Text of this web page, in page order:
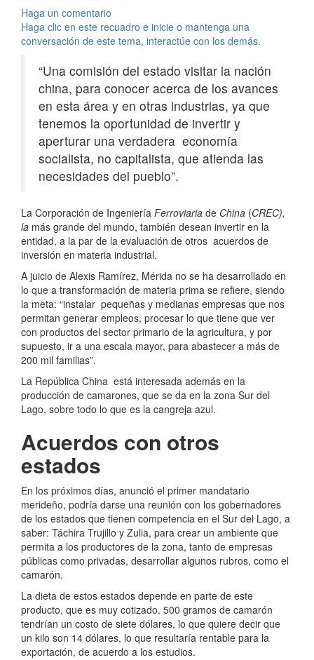
Haga un comentario
Haga clic en este recuadro e inicie o mantenga una
conversación de este tema, interactúe con los demás.
“Una comisión del estado visitar la nación
china, para conocer acerca de los avances
en esta área y en otras industrias, ya que
tenemos la oportunidad de invertir y
aperturar una verdadera economía
socialista, no capitalista, que atienda las
necesidades del pueblo”.
La Corporación de Ingeniería Ferroviaria de China (CREC),
la más grande del mundo, también desean invertir en la
entidad, a la par de la evaluación de otros acuerdos de
inversión en materia industrial.
A juicio de Alexis Ramírez, Mérida no se ha desarrollado en
lo que a transformación de materia prima se refiere, siendo
la meta: “instalar pequeñas y medianas empresas que nos
permitan generar empleos, procesar lo que tiene que ver
con productos del sector primario de la agricultura, y por
supuesto, ir a una escala mayor, para abastecer a más de
200 mil familias”.
La República China está interesada además en la
producción de camarones, que se da en la zona Sur del
Lago, sobre todo lo que es la cangreja azul.
Acuerdos con otros
estados
En los próximos días, anunció el primer mandatario
merideño, podría darse una reunión con los gobernadores
de los estados que tienen competencia en el Sur del Lago, a
saber: Táchira Trujillo y Zulia, para crear un ambiente que
permita a los productores de la zona, tanto de empresas
públicas como privadas, desarrollar algunos rubros, como el
camarón.
La dieta de estos estados depende en parte de este
producto, que es muy cotizado. 500 gramos de camarón
tendrían un costo de siete dólares, lo que quiere decir que
un kilo son 14 dólares, lo que resultaría rentable para la
exportación, de acuerdo a los estudios.